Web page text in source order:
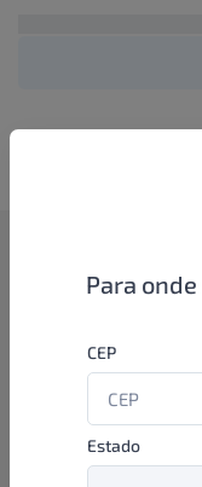
Para
CEP
Estado
Como funciona
aproveitar as
beleza e higiene em
comprando de seus
distribuidores para
agilidade. Aproveite!